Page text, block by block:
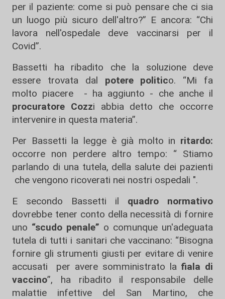
per il paziente: come si può pensare che ci sia
un luogo più sicuro dell'altro?” E ancora: “Chi
lavora nell'ospedale deve vaccinarsi per il
Covid”.
Bassetti ha ribadito che la soluzione deve
essere trovata dal potere politico. “Mi fa
molto piacere - ha aggiunto - che anche il
procuratore Cozzi abbia detto che occorre
intervenire in questa materia”.
Per Bassetti la legge è già molto in ritardo:
occorre non perdere altro tempo: “ Stiamo
parlando di una tutela, della salute dei pazienti
che vengono ricoverati nei nostri ospedali ".
E secondo Bassetti il quadro normativo
dovrebbe tener conto della necessità di fornire
uno “scudo penale” o comunque un'adeguata
tutela di tutti i sanitari che vaccinano: “Bisogna
fornire gli strumenti giusti per evitare di venire
accusati per avere somministrato la fiala di
vaccino”, ha ribadito il responsabile delle
malattie infettive del San Martino, che